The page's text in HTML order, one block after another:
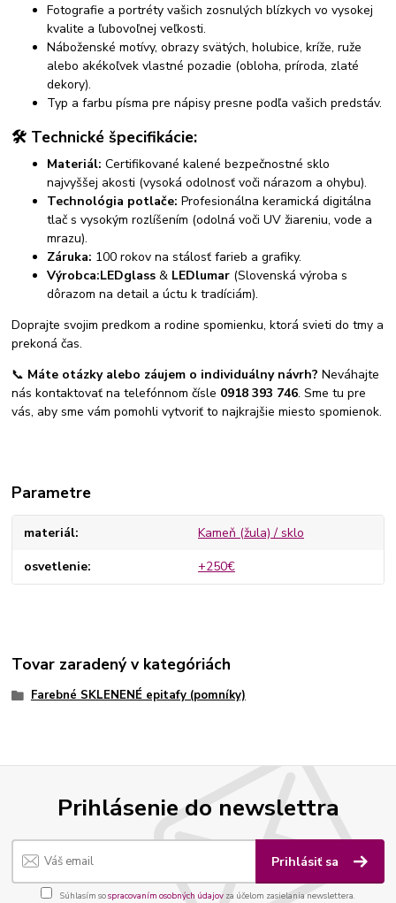
Fotografie a portréty vašich zosnulých blízkych vo vysokej
kvalite a ľubovoľnej veľkosti.
Náboženské motívy, obrazy svätých, holubice, kríže, ruže
alebo akékoľvek vlastné pozadie (obloha, príroda, zlaté
dekory).
Typ a farbu písma pre nápisy presne podľa vašich predstáv.
🛠️ Technické špecifikácie:
Materiál: Certifikované kalené bezpečnostné sklo
najvyššej akosti (vysoká odolnosť voči nárazom a ohybu).
Technológia potlače: Profesionálna keramická digitálna
tlač s vysokým rozlíšením (odolná voči UV žiareniu, vode a
mrazu).
Záruka: 100 rokov na stálosť farieb a grafiky.
Výrobca:LEDglass & LEDlumar (Slovenská výroba s
dôrazom na detail a úctu k tradíciám).
Doprajte svojim predkom a rodine spomienku, ktorá svieti do tmy a
prekoná čas.
📞 Máte otázky alebo záujem o individuálny návrh? Neváhajte
nás kontaktovať na telefónnom čísle 0918 393 746. Sme tu pre
vás, aby sme vám pomohli vytvoriť to najkrajšie miesto spomienok.
Parametre
materiál Kameň (žula) / sklo
osvetlenie +250€
Tovar zaradený v kategóriách
Farebné SKLENENÉ epitafy (pomníky)
Prihlásenie do newslettra
Prihlásiť sa
Súhlasím sospracovaním osobných údajov za účelom zasielania newslettera.